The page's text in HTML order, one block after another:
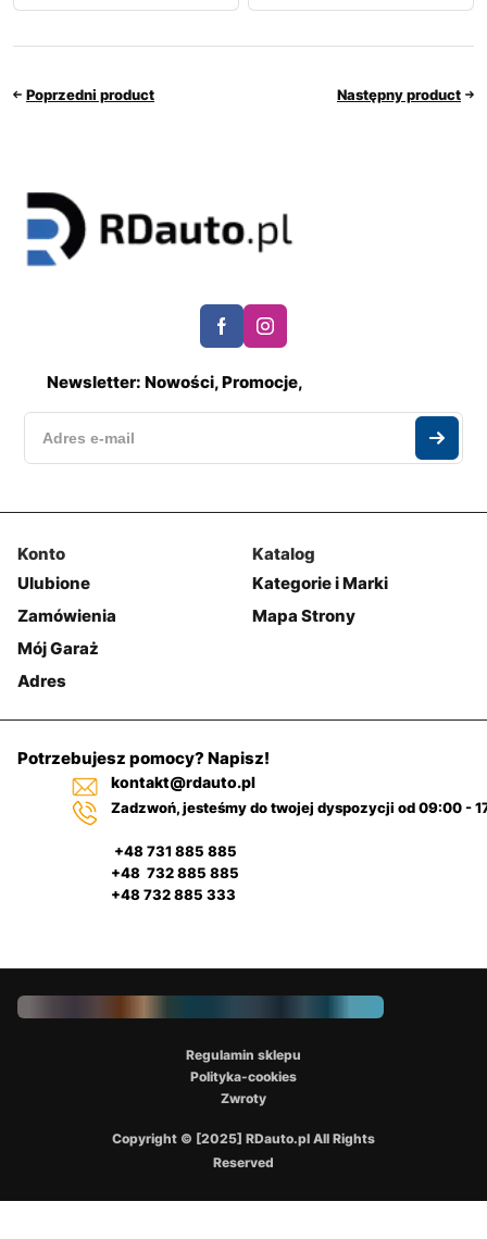
Poprzedni product Następny product
Newsletter: Nowości, Promocje,
Konto
Ulubione
Zamówienia
Mój Garaż
Adres
Katalog
Kategorie i Marki
Mapa Strony
Potrzebujesz pomocy? Napisz!
kontakt@rdauto.pl
Zadzwoń, jesteśmy do twojej dyspozycji od 09:00 -
+48 731 885 885
+48 732 885 885
+48 732 885 333
Copyright © [2025] RDauto.pl All Rights
Reserved
Regulamin sklepu
Polityka-cookies
Zwroty